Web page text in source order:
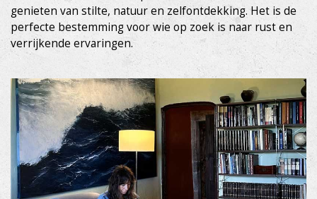
genieten van stilte, natuur en zelfontdekking. Het is de
perfecte bestemming voor wie op zoek is naar rust en
verrijkende ervaringen.